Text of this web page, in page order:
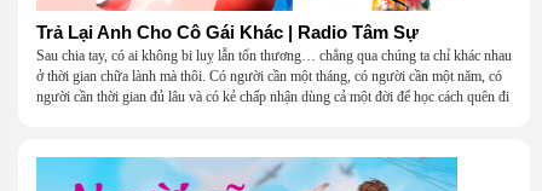
Trả Lại Anh Cho Cô Gái Khác | Radio Tâm Sự
Sau chia tay, có ai không bi luỵ lẫn tổn thương… chẳng qua chúng ta chỉ khác nhau
ở thời gian chữa lành mà thôi. Có người cần một tháng, có người cần một năm, có
người cần thời gian đủ lâu và có kẻ chấp nhận dùng cả một đời để học cách quên đi